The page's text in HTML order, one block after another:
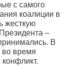
с самого
коалиции в
жесткую
–
В
во время